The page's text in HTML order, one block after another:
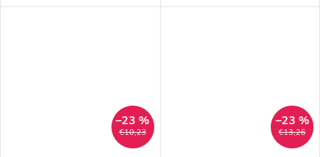
€10,23
–23 %
€13,26
–23 %